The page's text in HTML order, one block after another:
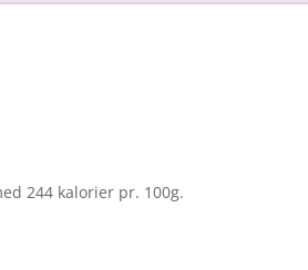
244 kalorier pr. 100g.